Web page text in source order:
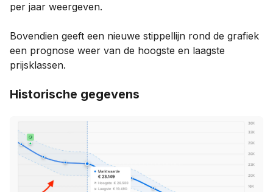
per jaar weergeven.
Bovendien geeft een nieuwe stippellijn rond de grafiek
een prognose weer van de hoogste en laagste
prijsklassen.
Historische gegevens